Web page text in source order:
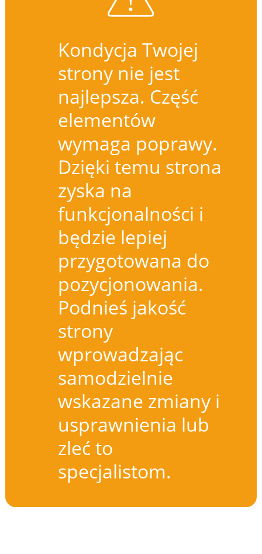
Kondycja Twojej
strony nie jest
najlepsza. Część
elementów
wymaga poprawy.
Dzięki temu strona
zyska na
funkcjonalności i
będzie lepiej
przygotowana do
pozycjonowania.
Podnieś jakość
strony
wprowadzając
samodzielnie
wskazane zmiany i
usprawnienia lub
zleć to
specjalistom.